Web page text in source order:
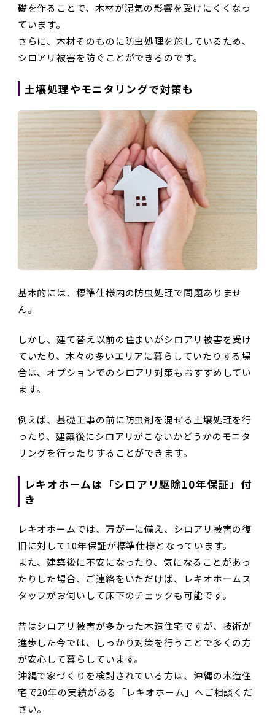
礎を作ることで、木材が湿気の影響を受けにくくなっ
ています。
さらに、木材そのものに防虫処理を施しているため、
シロアリ被害を防ぐことができるのです。
土壌処理やモニタリングで対策も
基本的には、標準仕様内の防虫処理で問題ありませ
ん。
しかし、建て替え以前の住まいがシロアリ被害を受け
ていたり、木々の多いエリアに暮らしていたりする場
合は、オプションでのシロアリ対策もおすすめしてい
ます。
例えば、基礎工事の前に防虫剤を混ぜる土壌処理を行
ったり、建築後にシロアリがこないかどうかのモニタ
リングを行ったりすることができます。
レキオホームは「シロアリ駆除10年保証」付
き
レキオホームでは、万が一に備え、シロアリ被害の復
旧に対して10年保証が標準仕様となっています。
また、建築後に不安になったり、気になることがあっ
たりした場合、ご連絡をいただけば、レキオホームス
タッフがお伺いして床下のチェックも可能です。
昔はシロアリ被害が多かった木造住宅ですが、技術が
進歩した今では、しっかり対策を行うことで多くの方
が安心して暮らしています。
沖縄で家づくりを検討されている方は、沖縄の木造住
宅で20年の実績がある「レキオホーム」へご相談くだ
さい。